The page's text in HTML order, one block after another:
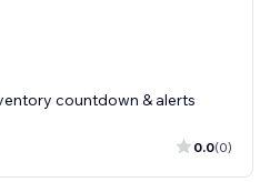
countdown & alerts
0.0(0)